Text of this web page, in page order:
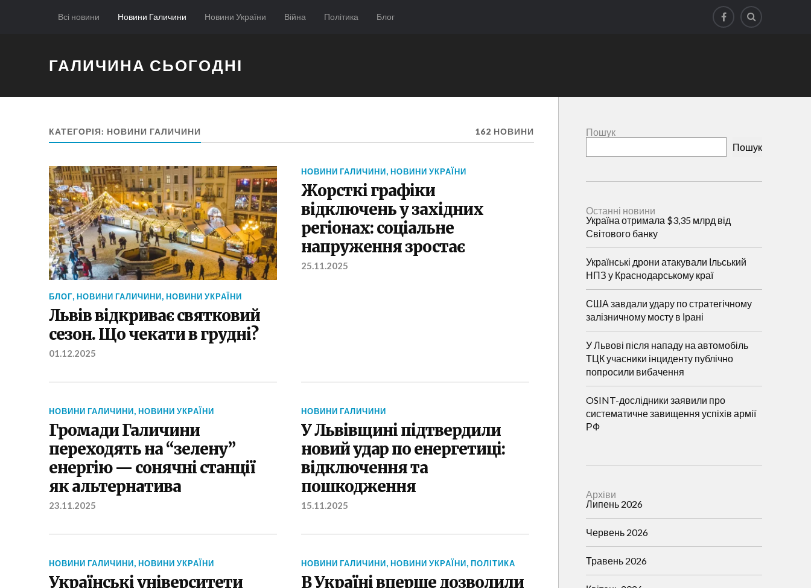
Всі новини Новини Галичини Новини України Війна Політика Блог
ГАЛИЧИНА СЬОГОДНІ
КАТЕГОРІЯ: НОВИНИ ГАЛИЧИНИ 162 НОВИНИ
БЛОГ, НОВИНИ ГАЛИЧИНИ, НОВИНИ УКРАЇНИ
Львів відкриває святковий
сезон. Що чекати в грудні?
01.12.2025
НОВИНИ ГАЛИЧИНИ, НОВИНИ УКРАЇНИ
Жорсткі графіки
відключень у західних
регіонах: соціальне
напруження зростає
25.11.2025
НОВИНИ ГАЛИЧИНИ, НОВИНИ УКРАЇНИ
Громади Галичини
переходять на “зелену”
енергію — сонячні станції
як альтернатива
23.11.2025
НОВИНИ ГАЛИЧИНИ
У Львівщині підтвердили
новий удар по енергетиці:
відключення та
пошкодження
15.11.2025
НОВИНИ ГАЛИЧИНИ, НОВИНИ УКРАЇНИ
Українські університети
НОВИНИ ГАЛИЧИНИ, НОВИНИ УКРАЇНИ, ПОЛІТИКА
В Україні вперше дозволили
Пошук
Пошук
Останні новини
Україна отримала $3,35 млрд від
Світового банку
Українські дрони атакували Ільський
НПЗ у Краснодарському краї
США завдали удару по стратегічному
залізничному мосту в Ірані
У Львові після нападу на автомобіль
ТЦК учасники інциденту публічно
попросили вибачення
OSINT-дослідники заявили про
систематичне завищення успіхів армії
РФ
Архіви
Липень 2026
Червень 2026
Травень 2026